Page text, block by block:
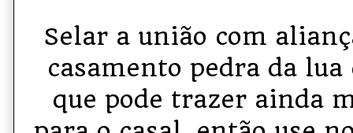
Selar a união com
casamento pedra da lua
que pode trazer ainda